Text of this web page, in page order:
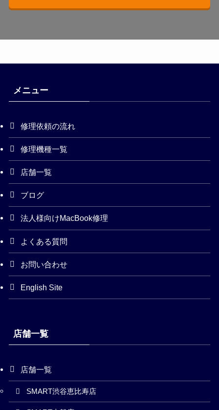
メニュー
修理依頼の流れ
修理機種一覧
店舗一覧
ブログ
法人様向けMacBook修理
よくある質問
お問い合わせ
English Site
店舗一覧
店舗一覧
SMART渋谷恵比寿店